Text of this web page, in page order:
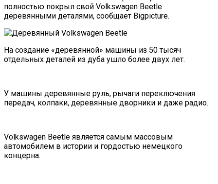
полностью покрыл свой Volkswagen Beetle
деревянными деталями, сообщает Bigpicture.
На создание «деревянной» машины из 50 тысяч
отдельных деталей из дуба ушло более двух лет.
У машины деревянные руль, рычаги переключения
передач, колпаки, деревянные дворники и даже радио.
Volkswagen Beetle является самым массовым
автомобилем в истории и гордостью немецкого
концерна.